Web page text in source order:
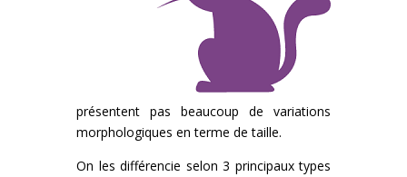
présentent pas beaucoup de variations
morphologiques en terme de taille.
On les différencie selon 3 principaux types